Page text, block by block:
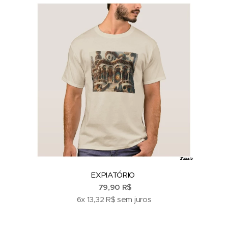
EXPIATÓRIO
79,90 R$
6x 13,32 R$ sem juros